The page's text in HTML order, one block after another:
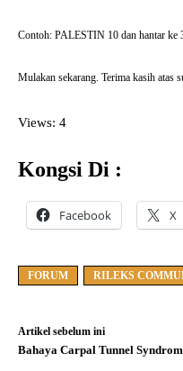
Contoh: PALESTIN 10 dan hantar ke
Mulakan sekarang. Terima kasih atas
Views: 4
Kongsi Di :
Facebook X
FORUM RILEKS
Artikel sebelum ini
Bahaya Carpal Tunnel